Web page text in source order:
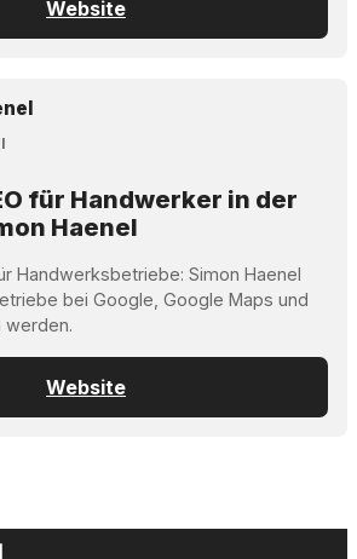
Website
für Handwerker in der
Haenel
Handwerksbetriebe: Simon Haenel
bei Google, Google Maps und
werden.
Website